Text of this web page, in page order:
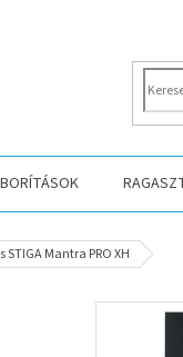
BORÍTÁSOK
STIGA Mantra PRO XH